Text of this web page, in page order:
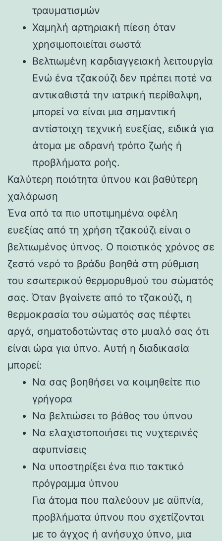
τραυματισμών
Χαμηλή αρτηριακή πίεση όταν
χρησιμοποιείται σωστά
Βελτιωμένη καρδιαγγειακή λειτουργία
Ενώ ένα τζακούζι δεν πρέπει ποτέ να
αντικαθιστά την ιατρική περίθαλψη,
μπορεί να είναι μια σημαντική
αντίστοιχη τεχνική ευεξίας, ειδικά για
άτομα με αδρανή τρόπο ζωής ή
προβλήματα ροής.
Καλύτερη ποιότητα ύπνου και βαθύτερη
χαλάρωση
Ένα από τα πιο υποτιμημένα οφέλη
ευεξίας από τη χρήση τζακούζι είναι ο
βελτιωμένος ύπνος. Ο ποιοτικός χρόνος σε
ζεστό νερό το βράδυ βοηθά στη ρύθμιση
του εσωτερικού θερμορυθμού του σώματός
σας. Όταν βγαίνετε από το τζακούζι, η
θερμοκρασία του σώματός σας πέφτει
αργά, σηματοδοτώντας στο μυαλό σας ότι
είναι ώρα για ύπνο. Αυτή η διαδικασία
μπορεί:
Να σας βοηθήσει να κοιμηθείτε πιο
γρήγορα
Να βελτιώσει το βάθος του ύπνου
Να ελαχιστοποιήσει τις νυχτερινές
αφυπνίσεις
Να υποστηρίξει ένα πιο τακτικό
πρόγραμμα ύπνου
Για άτομα που παλεύουν με αϋπνία,
προβλήματα ύπνου που σχετίζονται
με το άγχος ή ανήσυχο ύπνο, μια